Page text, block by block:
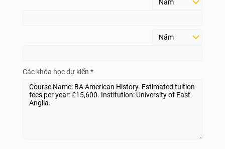
Các khóa học dự kiến *